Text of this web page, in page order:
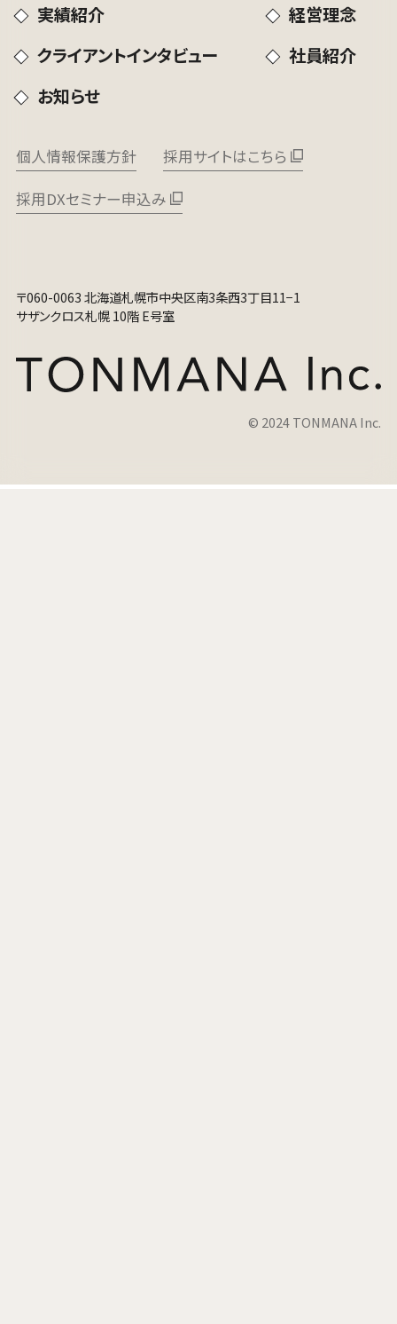
26.07.29 ブログ
導線とは？応募が増えない原因と改善
の型
柱山 和慶
実績紹介
経営理念
クライアントインタビュー
社員紹介
お知らせ
個人情報保護方針 採用サイトはこちら
採用DXセミナー申込み
〒060-0063 北海道札幌市中央区南3条西3丁目11−1
サザンクロス札幌 10階 E号室
© 2024 TONMANA Inc.